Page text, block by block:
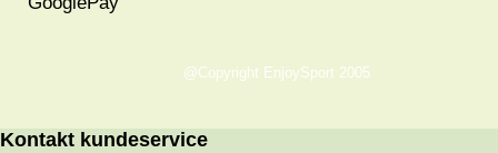
@Copyright EnjoySport 2005
Kontakt kundeservice